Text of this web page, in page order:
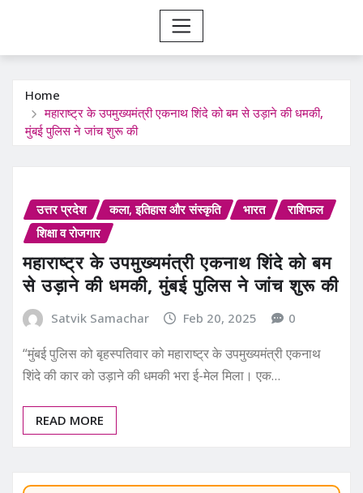
Home
महाराष्ट्र के उपमुख्यमंत्री एकनाथ शिंदे को बम से उड़ाने की धमकी,
मुंबई पुलिस ने जांच शुरू की
उत्तर प्रदेश कला, इतिहास और संस्कृति भारत
राशिफल
शिक्षा व रोजगार
महाराष्ट्र के उपमुख्यमंत्री एकनाथ शिंदे को बम
से उड़ाने की धमकी, मुंबई पुलिस ने जांच शुरू की
Satvik Samachar Feb 20, 2025 0
“मुंबई पुलिस को बृहस्पतिवार को महाराष्ट्र के उपमुख्यमंत्री एकनाथ
शिंदे की कार को उड़ाने की धमकी भरा ई-मेल मिला। एक…
READ MORE